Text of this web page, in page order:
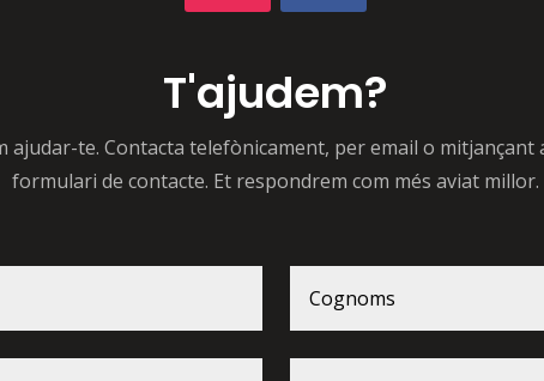
T'ajudem?
ajudar-te. Contacta telefònicament, per email o mitjançant
formulari de contacte. Et respondrem com més aviat millor.